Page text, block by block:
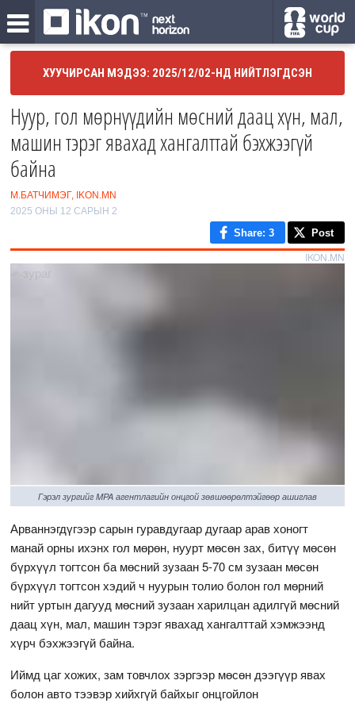
ХУУЧИРСАН МЭДЭЭ: 2025/12/02-НД НИЙТЛЭГДСЭН
Нуур, гол мөрнүүдийн мөсний даац хүн, мал,
машин тэрэг явахад хангалттай бэхжээгүй
байна
М.БАТЧИМЭГ, IKON.MN
2025 ОНЫ 12 САРЫН 2
Share: 3 Post
IKON.MN
Гэрэл зургийг MPA агентлагийн онцгой зөвшөөрөлтэйгөөр ашиглав
Арваннэгдүгээр сарын гуравдугаар дугаар арав хоногт
манай орны ихэнх гол мөрөн, нуурт мөсөн зах, битүү мөсөн
бүрхүүл тогтсон ба мөсний зузаан 5-70 см зузаан мөсөн
бүрхүүл тогтсон хэдий ч нуурын толио болон гол мөрний
нийт уртын дагууд мөсний зузаан харилцан адилгүй мөсний
даац хүн, мал, машин тэрэг явахад хангалттай хэмжээнд
хүрч бэхжээгүй байна.
Иймд цаг хожих, зам товчлох зэргээр мөсөн дээгүүр явах
болон авто тээвэр хийхгүй байхыг онцгойлон